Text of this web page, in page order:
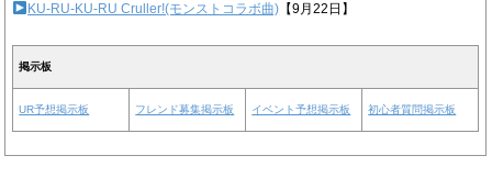
KU-RU-KU-RU Cruller!(モンストコラボ曲) 【9月22日】
掲示板
UR予想掲示板 フレンド募集掲示板 イベント予想掲示板 初心者質問掲示板